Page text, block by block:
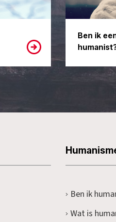
Ben ik
Ben ik
Wat is